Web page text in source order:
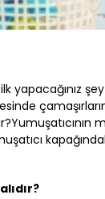
yapacağınız